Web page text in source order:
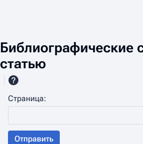
Библиографические
статью
Страница:
Отправить